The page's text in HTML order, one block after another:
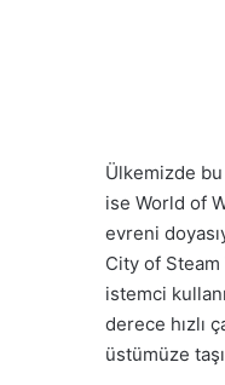
Ülkemizde
ise World of
evreni
City of
istemci
derece hızlı
üstümüze